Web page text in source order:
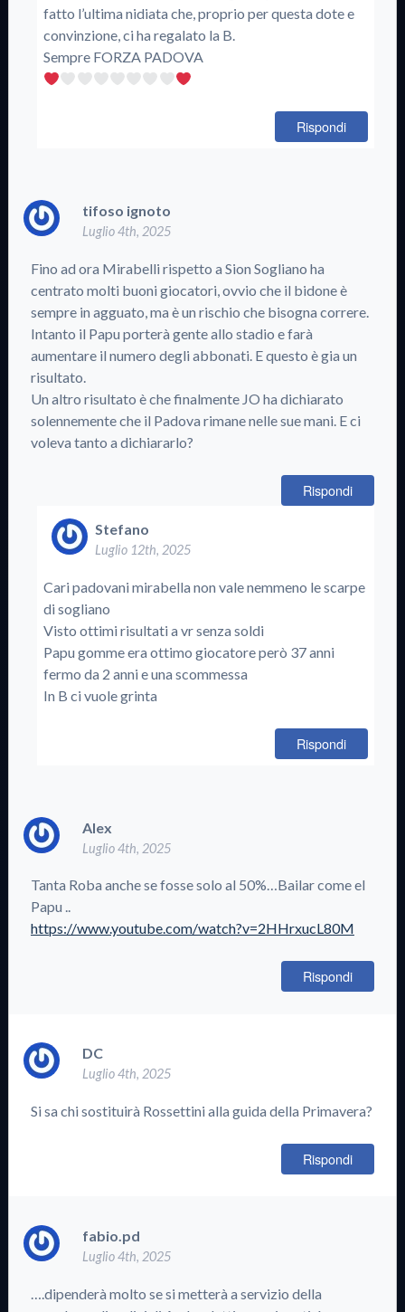
fatto l’ultima nidiata che, proprio per questa dote e
convinzione, ci ha regalato la B.
Sempre FORZA PADOVA
Rispondi
tifoso ignoto
Luglio 4th, 2025
Fino ad ora Mirabelli rispetto a Sion Sogliano ha
centrato molti buoni giocatori, ovvio che il bidone è
sempre in agguato, ma è un rischio che bisogna correre.
Intanto il Papu porterà gente allo stadio e farà
aumentare il numero degli abbonati. E questo è gia un
risultato.
Un altro risultato è che finalmente JO ha dichiarato
solennemente che il Padova rimane nelle sue mani. E ci
voleva tanto a dichiararlo?
Rispondi
Stefano
Luglio 12th, 2025
Cari padovani mirabella non vale nemmeno le scarpe
di sogliano
Visto ottimi risultati a vr senza soldi
Papu gomme era ottimo giocatore però 37 anni
fermo da 2 anni e una scommessa
In B ci vuole grinta
Rispondi
Alex
Luglio 4th, 2025
Tanta Roba anche se fosse solo al 50%…Bailar come el
Papu ..
https://www.youtube.com/watch?v=2HHrxucL80M
Rispondi
DC
Luglio 4th, 2025
Si sa chi sostituirà Rossettini alla guida della Primavera?
Rispondi
fabio.pd
Luglio 4th, 2025
….dipenderà molto se si metterà a servizio della